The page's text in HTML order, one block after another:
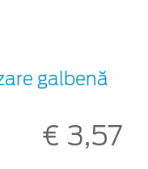
galbenă
€ 3,57